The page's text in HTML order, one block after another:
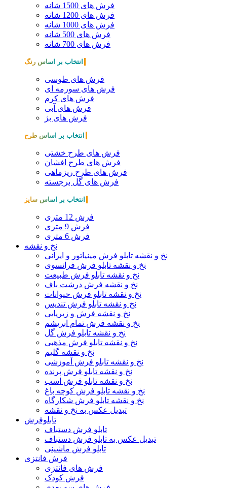
فرش های 1500 شانه
فرش های 1200 شانه
فرش های 1000 شانه
فرش های 500 شانه
فرش های 700 شانه
انتخاب بر اساس رنگ
فرش های طوسی
فرش های سورمه ای
فرش های کرم
فرش های آبی
فرش های بژ
انتخاب بر اساس طرح
فرش های طرح خشتی
فرش های طرح افشان
فرش های طرح ریزماهی
فرش های گل برجسته
انتخاب بر اساس سایز
فرش 12 متری
فرش 9 متری
فرش 6 متری
نخ و نقشه
نخ و نقشه تابلو فرش مینیاتور و ایرانی
نخ و نقشه تابلو فرش فرانسوی
نخ و نقشه تابلو فرش طبیعت
نخ و نقشه فرش درشت باف
نخ و نقشه تابلو فرش حیوانات
نخ و نقشه تابلو فرش تندیس
نخ و نقشه فرش و زیرپایی
نخ و نقشه فرش تمام ابریشم
نخ و نقشه تابلو فرش گل
نخ و نقشه تابلو فرش مذهبی
نخ و نقشه گلیم
نخ و نقشه تابلو فرش آموزشی
نخ و نقشه تابلو فرش پرنده
نخ و نقشه تابلو فرش اسب
نخ و نقشه تابلو فرش کوچه باغ
نخ و نقشه تابلو فرش شکارگاه
تبدیل عکس به نخ و نقشه
تابلوفرش
تابلو فرش دستباف
تبدیل عکس به تابلو فرش دستباف
تابلو فرش ماشینی
فرش فانتزی
فرش های فانتزی
فرش کودک